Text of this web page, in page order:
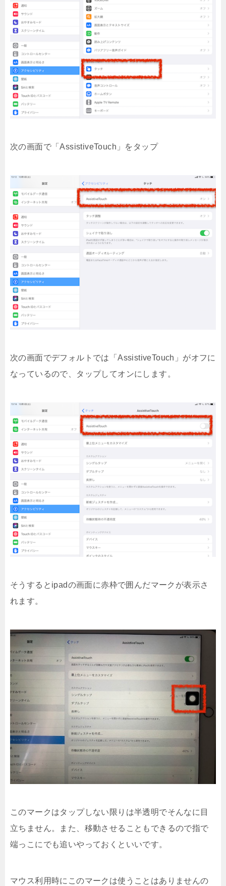
次の画面で「AssistiveTouch」をタップ
次の画面でデフォルトでは「AssistiveTouch」がオフに
なっているので、タップしてオンにします。
そうするとipadの画面に赤枠で囲んだマークが表示さ
れます。
このマークはタップしない限りは半透明でそんなに目
立ちません。また、移動させることもできるので指で
端っこにでも追いやっておくといいです。
マウス利用時にこのマークは使うことはありませんの